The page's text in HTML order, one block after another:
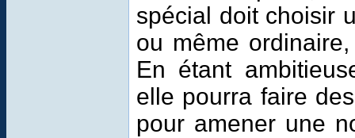
spécial doit choisir
ou même
En étant
elle pourra faire
pour amener une